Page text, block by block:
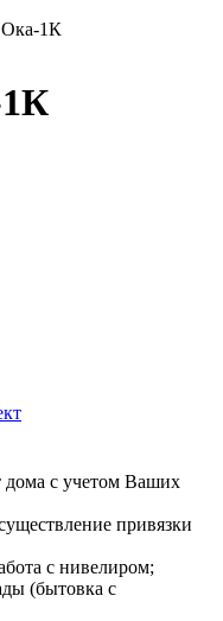
Ока-1К
дома с учетом Ваших
привязки
с нивелиром;
(бытовка с